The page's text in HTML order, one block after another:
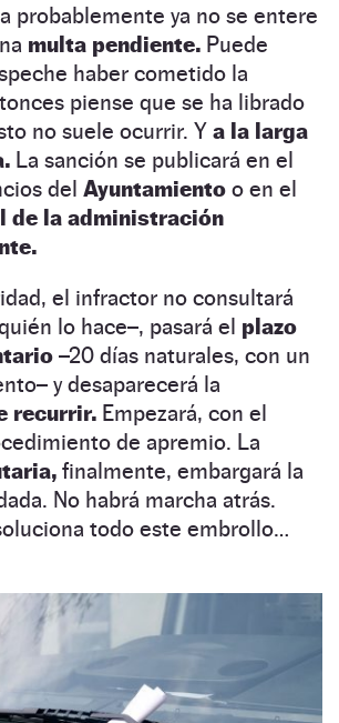
probablemente ya no se entere
multa pendiente. Puede
haber cometido la
piense que se ha librado
no suele ocurrir. Y a la larga
La sanción se publicará en el
del Ayuntamiento o en el
de la administración
el infractor no consultará
lo hace–, pasará el plazo
–20 días naturales, con un
y desaparecerá la
recurrir. Empezará, con el
de apremio. La
finalmente, embargará la
No habrá marcha atrás.
todo este embrollo…